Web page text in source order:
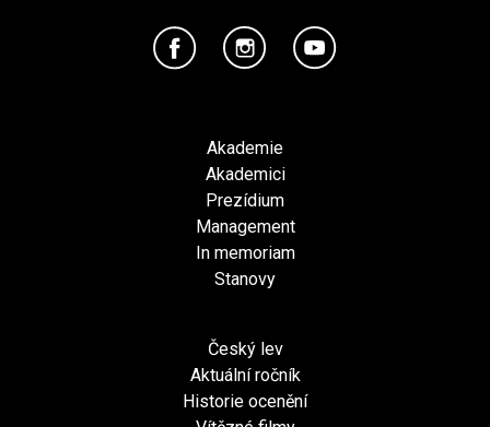
Akademie
Akademici
Prezídium
Management
In memoriam
Stanovy
Český lev
Aktuální ročník
Historie ocenění